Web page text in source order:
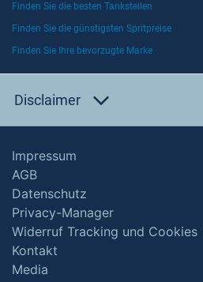
Finden Sie die besten Tankstellen
Finden Sie die günstigsten Spritpreise
Finden Sie Ihre bevorzugte Marke
Disclaimer
Impressum
AGB
Datenschutz
Privacy-Manager
Widerruf Tracking und Cookies
Kontakt
Media